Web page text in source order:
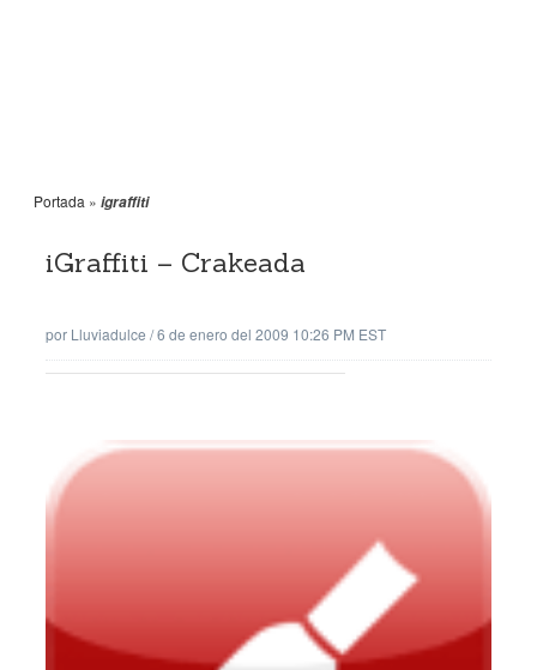
Portada » igraffiti
iGraffiti – Crakeada
por Lluviadulce /6 de enero del 2009 10:26 PM EST